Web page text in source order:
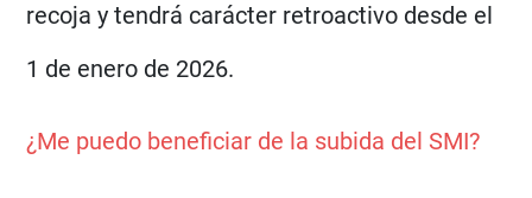
recoja y tendrá carácter retroactivo desde el
1 de enero de 2026.
¿Me puedo beneficiar de la subida del SMI?